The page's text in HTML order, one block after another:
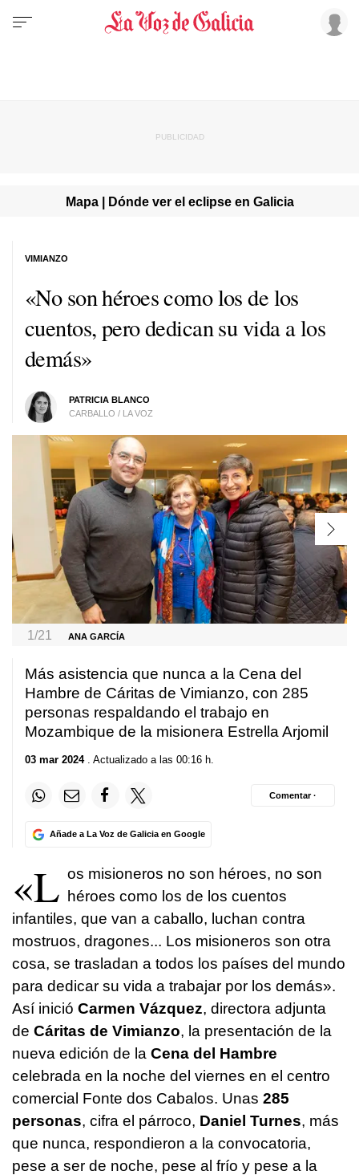
Mapa | Dónde ver el eclipse en Galicia
«No son héroes como los de los
cuentos, pero dedican su vida a los
demás»
PATRICIA BLANCO
CARBALLO / LA VOZ
VIMIANZO
1/21 ANA GARCÍA
Más asistencia que nunca a la Cena del
Hambre de Cáritas de Vimianzo, con 285
personas respaldando el trabajo en
Mozambique de la misionera Estrella Arjomil
03 mar 2024. Actualizado a las 00:16 h.
Añade a La Voz de Galicia en Google
Comentar ·
«L os misioneros no son héroes, no son
héroes como los de los cuentos
infantiles, que van a caballo, luchan contra
mostruos, dragones... Los misioneros son otra
cosa, se trasladan a todos los países del mundo
para dedicar su vida a trabajar por los demás».
Así inició Carmen Vázquez, directora adjunta
de Cáritas de Vimianzo, la presentación de la
nueva edición de la Cena del Hambre
celebrada en la noche del viernes en el centro
comercial Fonte dos Cabalos. Unas 285
personas, cifra el párroco, Daniel Turnes, más
que nunca, respondieron a la convocatoria,
pese a ser de noche, pese al frío y pese a la